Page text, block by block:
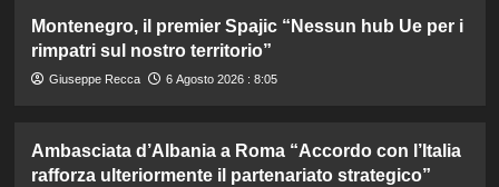
Montenegro, il premier Spajic “Nessun hub Ue per i
rimpatri sul nostro territorio”
Giuseppe Recca 6 Agosto 2026 : 8:05
Ambasciata d’Albania a Roma “Accordo con l’Italia
rafforza ulteriormente il partenariato strategico”